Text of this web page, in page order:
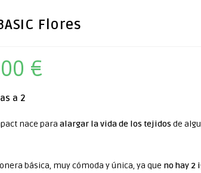
Flores
€
a 2
nace para alargar la vida de los tejidos de
básica, muy cómoda y única, ya que no hay 2